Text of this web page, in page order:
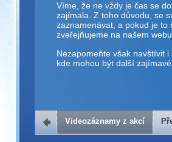
Víme, že ne vždy je čas se
zajímala. Z toho důvodu, se
zaznamenávat, a pokud je to
zveřejňujeme na našem webu.
Nezapomeňte však navštívit i
kde mohou být další zajímavé
Přehrávač
Videozáznamy z akcí